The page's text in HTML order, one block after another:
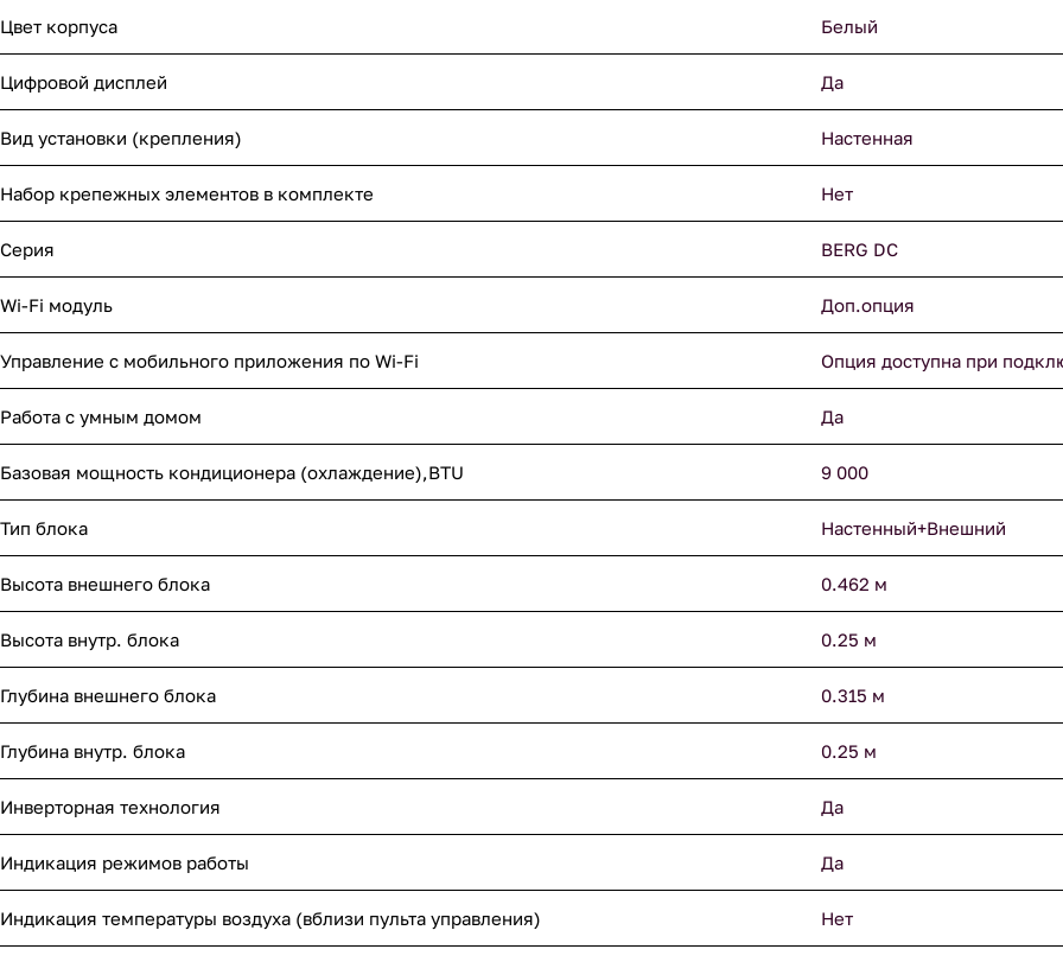
Цвет корпуса Белый
Цифровой дисплей Да
Вид установки (крепления) Настенная
Набор крепежных элементов в комплекте Нет
Серия BERG DC
Wi-Fi модуль Доп.опция
Управление c мобильного приложения по Wi-Fi Опция доступна при
Работа с умным домом Да
Базовая мощность кондиционера (охлаждение),BTU 9 000
Тип блока Настенный+Внешний
Высота внешнего блока 0.462 м
Высота внутр. блока 0.25 м
Глубина внешнего блока 0.315 м
Глубина внутр. блока 0.25 м
Инверторная технология Да
Индикация режимов работы Да
Индикация температуры воздуха (вблизи пульта управления) Нет